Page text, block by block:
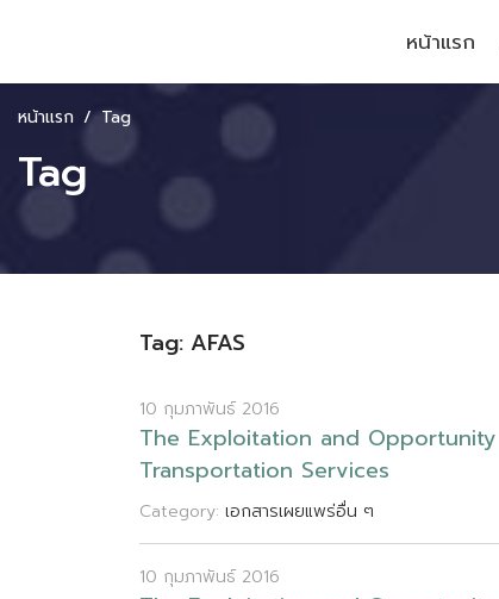
หน้าแรก
หน้าแรก Tag
Tag
Tag: AFAS
10 กุมภาพันธ์ 2016
The Exploitation and Opportunity
Transportation Services
Category: เอกสารเผยแพร่อื่น ๆ
10 กุมภาพันธ์ 2016